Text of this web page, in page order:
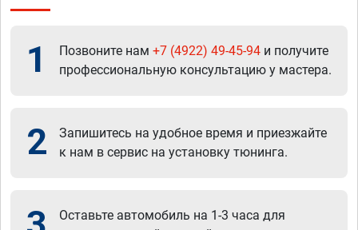
1 Позвоните нам +7 (4922) 49-45-94 и получите
профессиональную консультацию у мастера.
2
Запишитесь на удобное время и приезжайте
к нам в сервис на установку тюнинга.
Оставьте автомобиль на 1-3 часа для